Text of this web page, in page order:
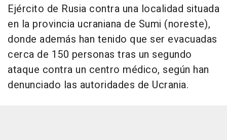
Ejército de Rusia contra una localidad situada
en la provincia ucraniana de Sumi (noreste),
donde además han tenido que ser evacuadas
cerca de 150 personas tras un segundo
ataque contra un centro médico, según han
denunciado las autoridades de Ucrania.